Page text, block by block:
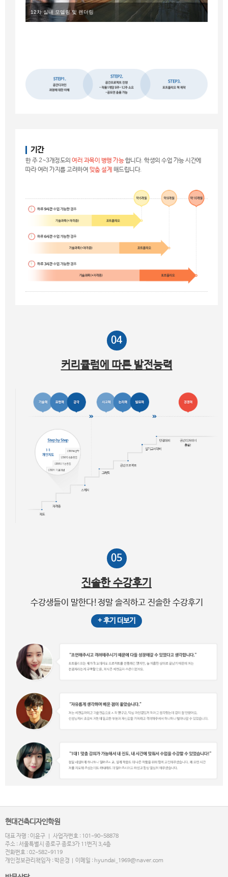
12차 실내 모델링 및 렌더링
기간
한 주 2~3개정도의 여러 과목이 병행 가능합니다. 학생의 수업 가능 시간에
따라 여러 가지를 고려하여 맞춤 설계 해드립니다.
04
커리큘럼에 따른 발전능력
05
진솔한수강후기
수강생들이 말한다!정말 솔직하고 진솔한 수강후기
+ 후기 더보기
현대건축디자인학원
대표 자명 : 이윤구 | 사업자번호 : 101-90-58878
주소 : 서울특별시 종로구 종로3가 11번지 3,4층
전화번호 : 02-582-9119
개인정보관리책임자 : 박은경 | 이메일 : hyundai_1969@naver.com